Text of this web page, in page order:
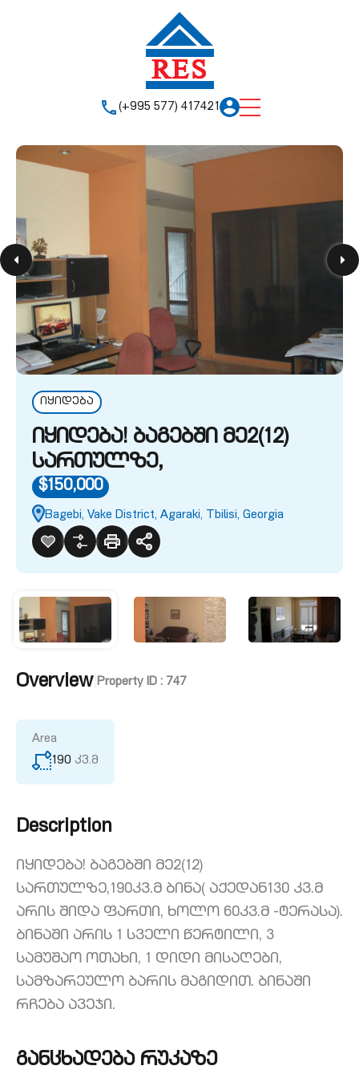
(+995 577) 417421
იყიდება
იყიდება! ბაგებში მე2(12)
სართულზე,
$150,000
Bagebi, Vake District, Agaraki, Tbilisi, Georgia
Overview| Property ID : 747
Area
190 კვ.მ
Description
იყიდება! ბაგებში მე2(12)
სართულზე,190კვ.მ ბინა( აქედან130 კვ.მ
არის შიდა ფართი, ხოლო 60კვ.მ -ტერასა).
ბინაში არის 1 სველი წერტილი, 3
სამუშაო ოთახი, 1 დიდი მისაღები,
სამზარეულო ბარის მაგიდით. ბინაში
რჩება ავეჯი.
განცხადება რუკაზე